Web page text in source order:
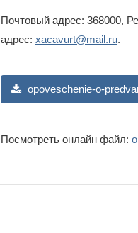
Почтовый адрес: 368000,
адрес: xacavurt@mail.ru.
opoveschenie-o-
Посмотреть онлайн файл: